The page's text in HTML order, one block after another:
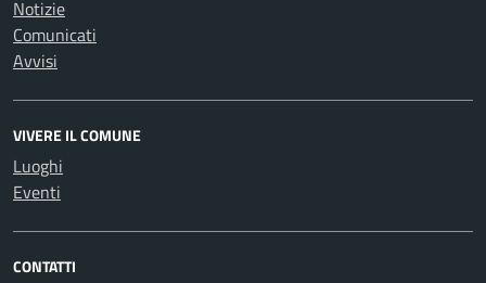
Notizie
Comunicati
Avvisi
VIVERE IL COMUNE
Luoghi
Eventi
CONTATTI